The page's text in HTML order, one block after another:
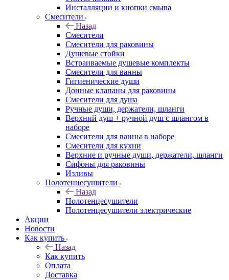
Инсталляции и кнопки смыва
Смесители
Назад
Смесители
Смесители для раковины
Душевые стойки
Встраиваемые душевые комплекты
Смесители для ванны
Гигиенические души
Донные клапаны для раковины
Смесители для душа
Ручные души, держатели, шланги
Верхний душ + ручной душ с шлангом в
наборе
Смесители для ванны в наборе
Смесители для кухни
Верхние и ручные души, держатели, шланги
Сифоны для раковины
Изливы
Полотенцесушители
Назад
Полотенцесушители
Полотенцесушители электрические
Акции
Новости
Как купить
Назад
Как купить
Оплата
Доставка